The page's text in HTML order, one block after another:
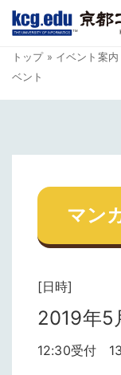
TM
トップ» イベント案内
ベント
マン
[日時]
2019年5
12:30受付